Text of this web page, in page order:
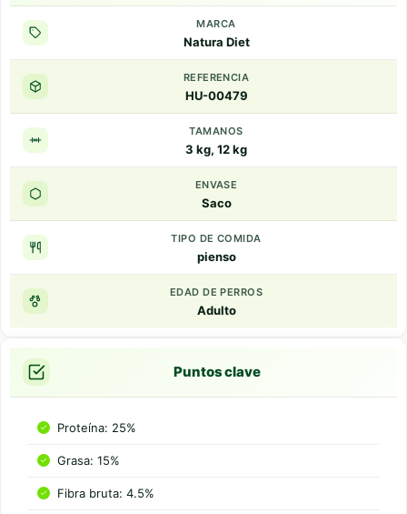
MARCA
Natura Diet
REFERENCIA
HU-00479
TAMANOS
3 kg, 12 kg
ENVASE
Saco
TIPO DE COMIDA
pienso
EDAD DE PERROS
Adulto
Puntos clave
Proteína: 25%
Grasa: 15%
Fibra bruta: 4.5%